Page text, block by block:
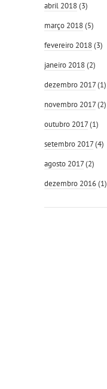
abril 2018(3)
março 2018(5)
fevereiro 2018(3)
janeiro 2018(2)
dezembro 2017(1)
novembro 2017(2)
outubro 2017(1)
setembro 2017(4)
agosto 2017(2)
dezembro 2016(1)